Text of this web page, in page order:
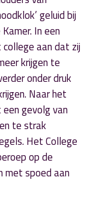
geluid bij
In een
aan dat zij
krijgen te
onder druk
Naar het
gevolg van
te strak
Het College
op de
met spoed aan